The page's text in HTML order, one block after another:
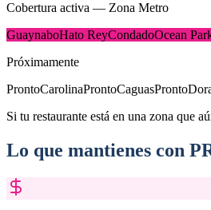
Cobertura activa — Zona Metro
GuaynaboHato ReyCondadoOcean
Próximamente
ProntoCarolinaProntoCaguasPronto
Si tu restaurante está en una zona que
Lo que mantienes con